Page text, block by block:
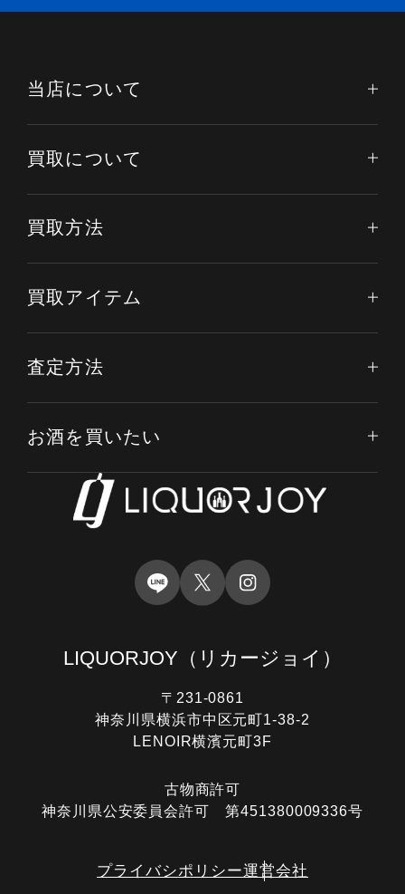
LIQUORJOY （リカージョイ）
〒231-0861
神奈川県横浜市中区元町1-38-2
LENOIR横濱元町3F
古物商許可
神奈川県公安委員会許可 第451380009336号
プライバシポリシー運営会社
当店について
買取について
買取方法
買取アイテム
査定方法
お酒を買いたい